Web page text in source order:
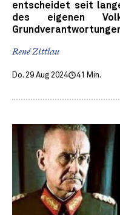
entscheidet seit
des eigenen
René Zittlau
Do. 29 Aug 2024 41 Min.